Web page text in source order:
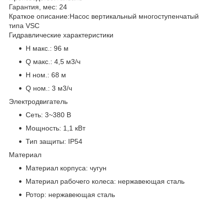
Гарантия, мес: 24
Краткое описание:Насос вертикальный многоступенчатый
типа VSC
Гидравлические характеристики
H макс.: 96 м
Q макс.: 4,5 м3/ч
H ном.: 68 м
Q ном.: 3 м3/ч
Электродвигатель
Сеть: 3~380 В
Мощность: 1,1 кВт
Тип защиты: IP54
Материал
Материал корпуса: чугун
Материал рабочего колеса: нержавеющая сталь
Ротор: нержавеющая сталь